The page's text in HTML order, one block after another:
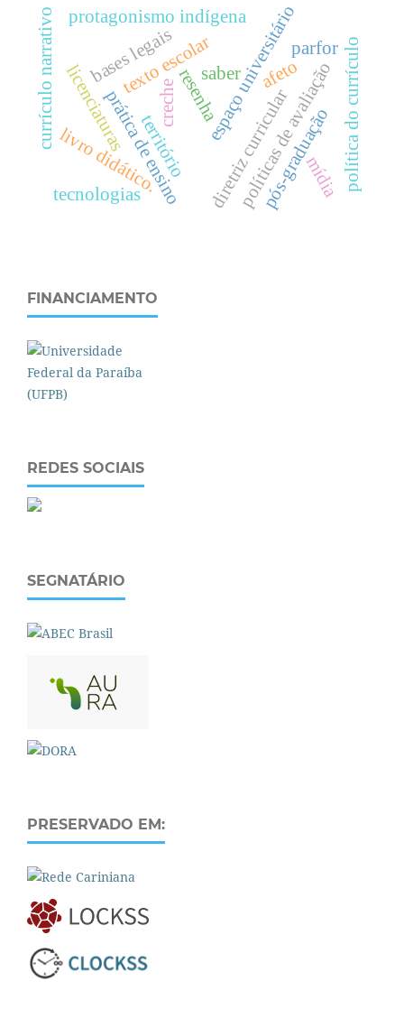
resenha
território diretriz curricular
prática de ensino
texto escolar políticas de avaliação
espaço universitário
pós-graduação
protagonismo indígena
saber
mídia
livro didático.
licenciaturas
parfor
creche
bases legais política do currículo
tecnologias
currículo narrativo afeto
FINANCIAMENTO
REDES SOCIAIS
SEGNATÁRIO
PRESERVADO EM: